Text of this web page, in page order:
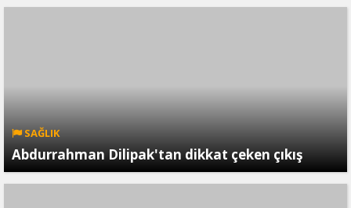
SAĞLIK
Abdurrahman Dilipak'tan dikkat çeken çıkış